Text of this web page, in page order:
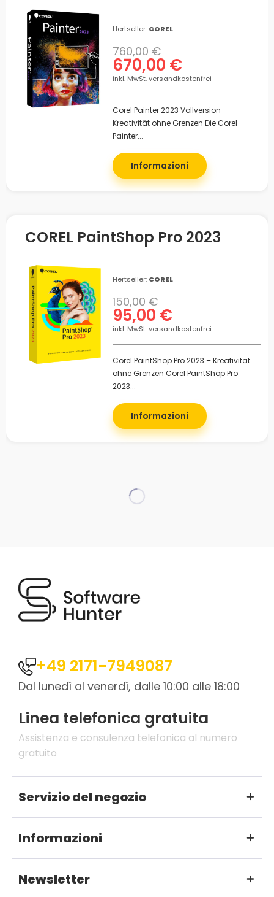
Hertseller: COREL
670,00 €
760,00 €
inkl. MwSt. versandkostenfrei
Corel Painter 2023 Vollversion –
Kreativität ohne Grenzen Die Corel
Painter...
Informazioni
COREL PaintShop Pro 2023
Hertseller: COREL
95,00 €
150,00 €
inkl. MwSt. versandkostenfrei
Corel PaintShop Pro 2023 – Kreativität
ohne Grenzen Corel PaintShop Pro
2023...
Informazioni
+49 2171-7949087
Dal lunedì al venerdì, dalle 10:00 alle 18:00
Linea telefonica gratuita
Assistenza e consulenza telefonica al numero
gratuito
Servizio del negozio
Informazioni
Newsletter